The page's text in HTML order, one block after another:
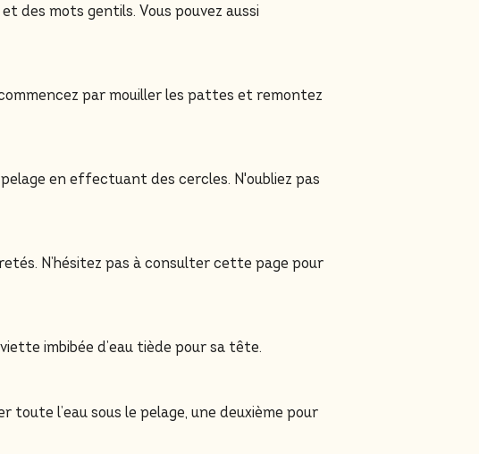
des mots gentils. Vous pouvez aussi
par mouiller les pattes et remontez
en effectuant des cercles. N'oubliez pas
N’hésitez pas à consulter cette page pour
imbibée d’eau tiède pour sa tête.
l’eau sous le pelage, une deuxième pour